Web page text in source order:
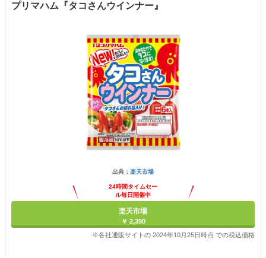
プリマハム『タコさんウインナー』
出典： 楽天市場
24時間タイムセー
ル毎日開催中
楽天市場
￥ 2,390
※各社通販サイトの 2024年10月25日時点 での税込価格